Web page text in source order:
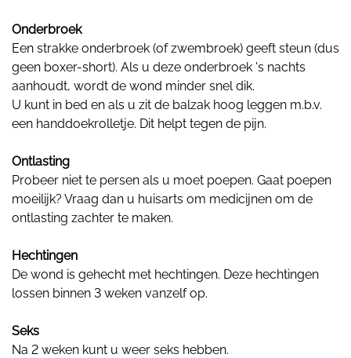
Onderbroek
Een strakke onderbroek (of zwembroek) geeft steun (dus
geen boxer-short). Als u deze onderbroek 's nachts
aanhoudt, wordt de wond minder snel dik.
U kunt in bed en als u zit de balzak hoog leggen m.b.v.
een handdoekrolletje. Dit helpt tegen de pijn.
Ontlasting
Probeer niet te persen als u moet poepen. Gaat poepen
moeilijk? Vraag dan u huisarts om medicijnen om de
ontlasting zachter te maken.
Hechtingen
De wond is gehecht met hechtingen. Deze hechtingen
lossen binnen 3 weken vanzelf op.
Seks
Na 2 weken kunt u weer seks hebben.